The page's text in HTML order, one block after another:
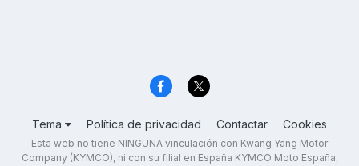
Tema Política de privacidad Contactar Cookies
Esta web no tiene NINGUNA vinculación con Kwang Yang Motor
Company (KYMCO), ni con su filial en España KYMCO Moto España,